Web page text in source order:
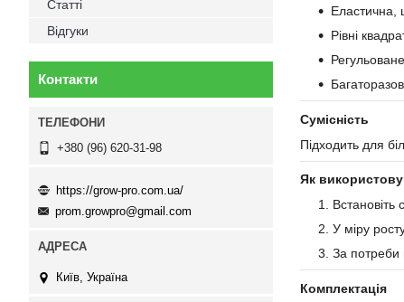
Еластична,
Рівні
Сумісність
Підходить для
Як
Встановіть
У міру
За потреби
Комплектація
Статті
Відгуки
Контакти
+380 (96) 620-31-98
https://grow-pro.com.ua/
prom.growpro@gmail.com
Київ, Україна